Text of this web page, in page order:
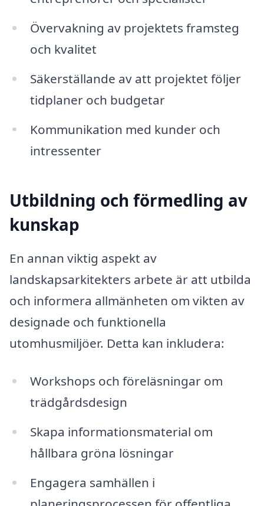
Övervakning av projektets framsteg
och kvalitet
Säkerställande av att projektet följer
tidplaner och budgetar
Kommunikation med kunder och
intressenter
Utbildning och förmedling av
kunskap
En annan viktig aspekt av
landskapsarkitekters arbete är att utbilda
och informera allmänheten om vikten av
designade och funktionella
utomhusmiljöer. Detta kan inkludera:
Workshops och föreläsningar om
trädgårdsdesign
Skapa informationsmaterial om
hållbara gröna lösningar
Engagera samhällen i